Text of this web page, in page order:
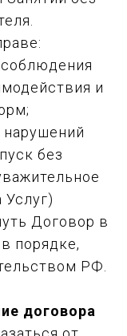
и
без
Услуг)
Договор в
порядке,
РФ.
договора